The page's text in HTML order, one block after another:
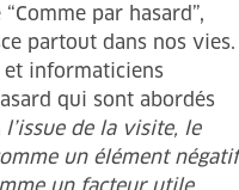
par hasard”,
partout dans nos vies.
et informaticiens
qui sont abordés
l’issue de la visite, le
un élément négatif